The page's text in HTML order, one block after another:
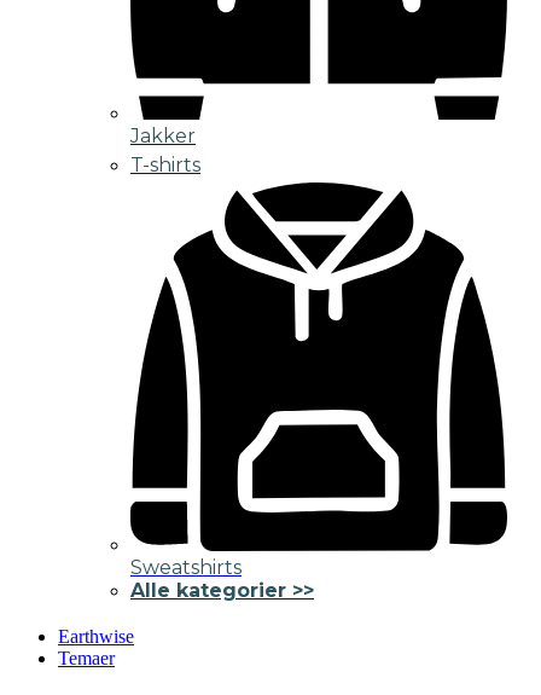
Jakker
T-shirts
Sweatshirts
Alle kategorier >>
Earthwise
Temaer